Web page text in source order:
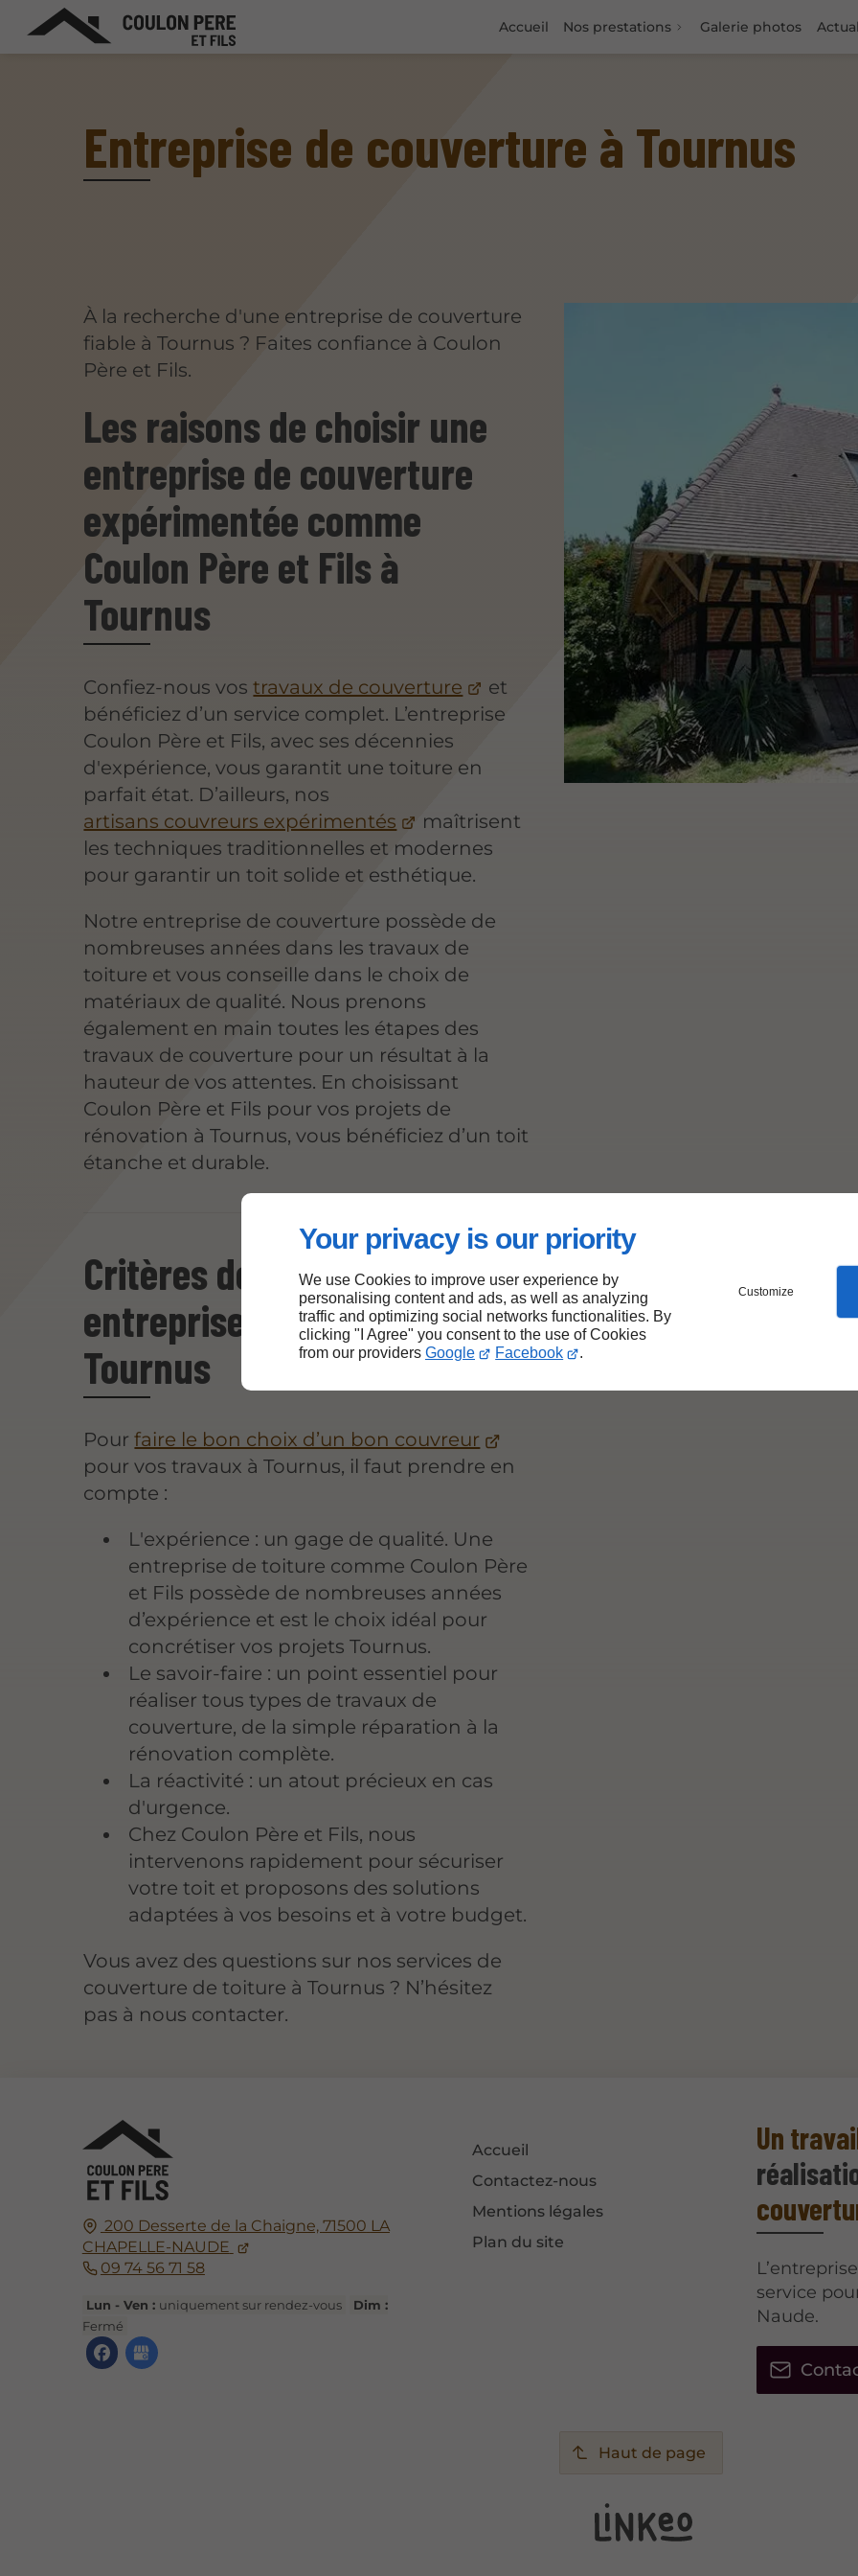
Your privacy is our priority
We use Cookies to improve user experience by
personalising content and ads, as well as analyzing
traffic and optimizing social networks functionalities. By
clicking "I Agree" you consent to the use of Cookies
from our providers Google Facebook .
Customize
Accueil Nos prestations Galerie photos
Entreprise de couverture à Tournus
À la recherche d'une entreprise de couverture
fiable à Tournus ? Faites confiance à Coulon
Père et Fils.
Les raisons de choisir une
entreprise de couverture
expérimentée comme
Coulon Père et Fils à
Tournus
Confiez-nous vostravaux de couverture
et
bénéficiez d’un service complet. L’entreprise
Coulon Père et Fils, avec ses décennies
d'expérience, vous garantit une toiture en
parfait état. D’ailleurs, nos
artisans couvreurs expérimentés
maîtrisent
les techniques traditionnelles et modernes
pour garantir un toit solide et esthétique.
Notre entreprise de couverture possède de
nombreuses années dans les travaux de
toiture et vous conseille dans le choix de
matériaux de qualité. Nous prenons
également en main toutes les étapes des
travaux de couverture pour un résultat à la
hauteur de vos attentes. En choisissant
Coulon Père et Fils pour vos projets de
rénovation à Tournus, vous bénéficiez d’un toit
étanche et durable.
Critères de choix d'une
entreprise de couverture à
Tournus
Pourfaire le bon choix d’un bon couvreur
pour vos travaux à Tournus, il faut prendre en
compte :
L'expérience : un gage de qualité. Une
entreprise de toiture comme Coulon Père
et Fils possède de nombreuses années
d’expérience et est le choix idéal pour
concrétiser vos projets Tournus.
Le savoir-faire : un point essentiel pour
réaliser tous types de travaux de
couverture, de la simple réparation à la
rénovation complète.
La réactivité : un atout précieux en cas
d'urgence.
Chez Coulon Père et Fils, nous
intervenons rapidement pour sécuriser
votre toit et proposons des solutions
adaptées à vos besoins et à votre budget.
Vous avez des questions sur nos services de
couverture de toiture à Tournus ? N’hésitez
pas à nous contacter.
200 Desserte de la Chaigne, 71500 LA
CHAPELLE-NAUDE
09 74 56 71 58
Lun - Ven : uniquement sur rendez-vous
Dim :
Fermé
Accueil
Contactez-nous
Mentions légales
Plan du site
Un
service
Naude.
Haut de page